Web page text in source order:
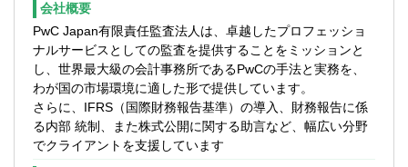
■会計専門職に関する資格（JCPA、
USCPA、税理士など）
■その他、会計に関する資格（日商簿記検
定、BATICなど）
▽Manager以上
■監査法人・コンサルティングファームにお
に向けた様々な選択肢を持つことができ
る。
■社会課題解決に貢献できる業務であり、ア
ドバイザーとしての中長期的なゴールを達
成できる。
■株式上場
■会計システムの導入や業務改善
▽必須の資格は無いものの、以下の資格が
あれば尚可
■プロジェクトマネージャー職に関する資格
（PMP、IPAプロジェクトマネージャなど）
■会計専門職に関する資格（JCPA、
USCPA、税理士など）
ことができる。
■コンサルティングファーム等では「汎用ス
キル」とされるプロジェクト管理能力を
FRAでは新たに「専門スキル」と位置付
け、PMO等の経験を自身の専門性につなげ
る形でキャリアを構築することができる。
■海外のPwCオフィスとの協業により、英語
会社概要
PwC Japan有限責任監査法人は、卓越したプロフェッショ
ナルサービスとしての監査を提供することをミッションと
し、世界最大級の会計事務所であるPwCの手法と実務を、
わが国の市場環境に適した形で提供しています。
さらに、IFRS（国際財務報告基準）の導入、財務報告に係
る内部 統制、また株式公開に関する助言など、幅広い分野
でクライアントを支援しています